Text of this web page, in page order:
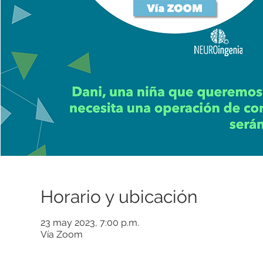
Horario y ubicación
23 may 2023, 7:00 p.m.
Vía Zoom